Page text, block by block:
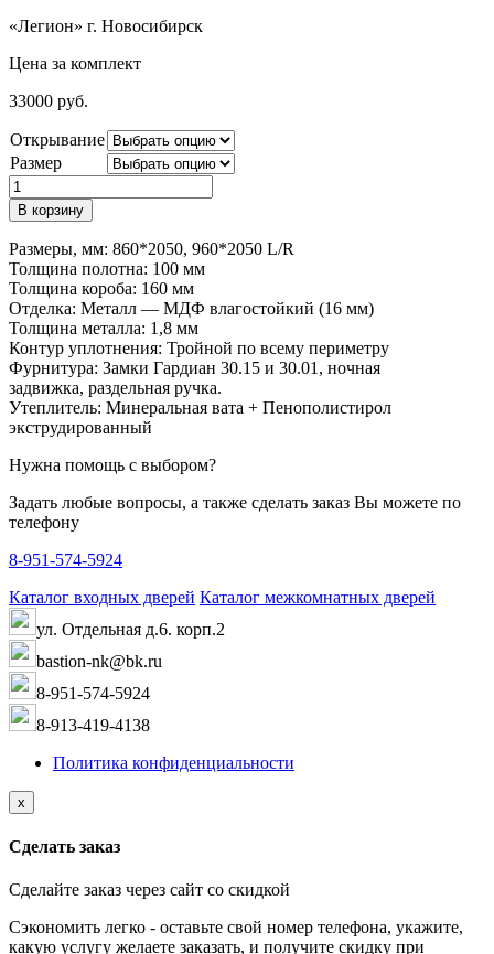
«Легион» г. Новосибирск
Цена за комплект
33000 руб.
Открывание
Размер
Количество
Входная
дверь
Легион
T-
2
с
терморазрывом
Медь
/
Миндаль
В корзину
Размеры, мм: 860*2050, 960*2050 L/R
Толщина полотна: 100 мм
Толщина короба: 160 мм
Отделка: Металл — МДФ влагостойкий (16 мм)
Толщина металла: 1,8 мм
Контур уплотнения: Тройной по всему периметру
Фурнитура: Замки Гардиан 30.15 и 30.01, ночная
задвижка, раздельная ручка.
Утеплитель: Минеральная вата + Пенополистирол
экструдированный
Нужна помощь с выбором?
Задать любые вопросы, а также сделать заказ Вы можете по
телефону
8-951-574-5924
Каталог входных дверей Каталог межкомнатных дверей
ул. Отдельная д.6. корп.2
bastion-nk@bk.ru
8-951-574-5924
8-913-419-4138
Политика конфиденциальности
x
Сделать заказ
Сделайте заказ через сайт со скидкой
Сэкономить легко - оставьте свой номер телефона, укажите,
какую услугу желаете заказать, и получите скидку при